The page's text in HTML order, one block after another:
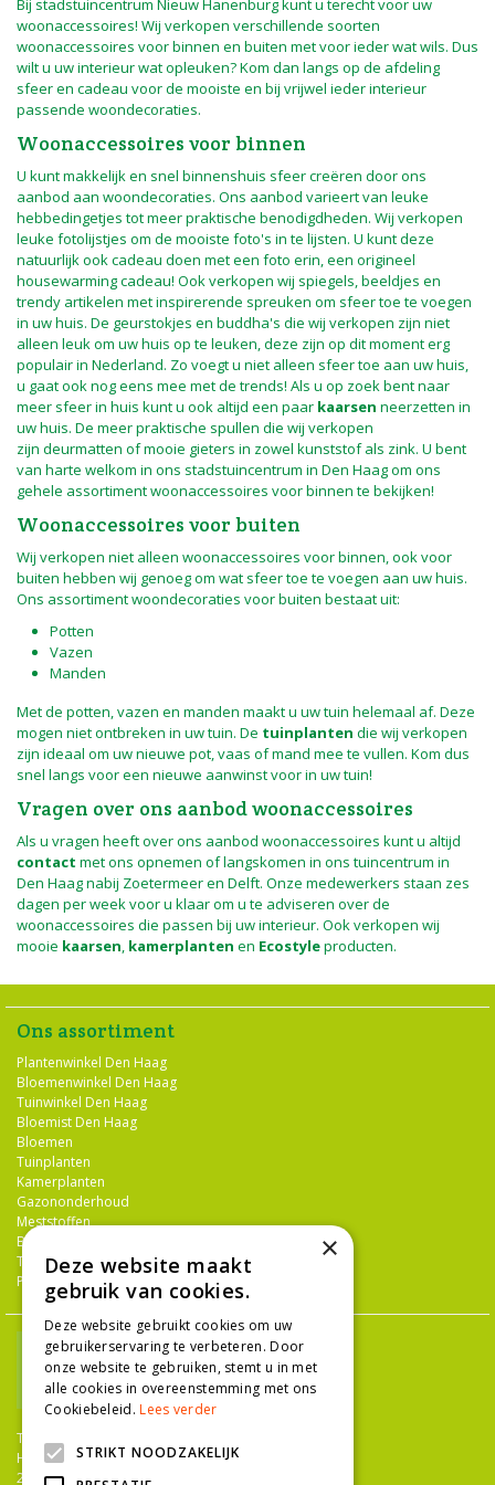
Bij stadstuincentrum Nieuw Hanenburg kunt u terecht voor uw
woonaccessoires! Wij verkopen verschillende soorten
woonaccessoires voor binnen en buiten met voor ieder wat wils. Dus
wilt u uw interieur wat opleuken? Kom dan langs op de afdeling
sfeer en cadeau voor de mooiste en bij vrijwel ieder interieur
passende woondecoraties.
Woonaccessoires voor binnen
U kunt makkelijk en snel binnenshuis sfeer creëren door ons
aanbod aan woondecoraties. Ons aanbod varieert van leuke
hebbedingetjes tot meer praktische benodigdheden. Wij verkopen
leuke fotolijstjes om de mooiste foto's in te lijsten. U kunt deze
natuurlijk ook cadeau doen met een foto erin, een origineel
housewarming cadeau! Ook verkopen wij spiegels, beeldjes en
trendy artikelen met inspirerende spreuken om sfeer toe te voegen
in uw huis. De geurstokjes en buddha's die wij verkopen zijn niet
alleen leuk om uw huis op te leuken, deze zijn op dit moment erg
populair in Nederland. Zo voegt u niet alleen sfeer toe aan uw huis,
u gaat ook nog eens mee met de trends! Als u op zoek bent naar
meer sfeer in huis kunt u ook altijd een paar kaarsen neerzetten in
uw huis. De meer praktische spullen die wij verkopen
zijn deurmatten of mooie gieters in zowel kunststof als zink. U bent
van harte welkom in ons stadstuincentrum in Den Haag om ons
gehele assortiment woonaccessoires voor binnen te bekijken!
Woonaccessoires voor buiten
Wij verkopen niet alleen woonaccessoires voor binnen, ook voor
buiten hebben wij genoeg om wat sfeer toe te voegen aan uw huis.
Ons assortiment woondecoraties voor buiten bestaat uit:
Potten
Vazen
Manden
Met de potten, vazen en manden maakt u uw tuin helemaal af. Deze
mogen niet ontbreken in uw tuin. De tuinplanten die wij verkopen
zijn ideaal om uw nieuwe pot, vaas of mand mee te vullen. Kom dus
snel langs voor een nieuwe aanwinst voor in uw tuin!
Vragen over ons aanbod woonaccessoires
Als u vragen heeft over ons aanbod woonaccessoires kunt u altijd
contact met ons opnemen of langskomen in ons tuincentrum in
Den Haag nabij Zoetermeer en Delft. Onze medewerkers staan zes
dagen per week voor u klaar om u te adviseren over de
woonaccessoires die passen bij uw interieur. Ook verkopen wij
mooie kaarsen, kamerplanten en Ecostyleproducten.
Ons assortiment
Plantenwinkel Den Haag
Bloemenwinkel Den Haag
Tuinwinkel Den Haag
Bloemist Den Haag
Bloemen
Tuinplanten
Kamerplanten
Gazononderhoud
Meststoffen
Bestrijdingsmiddelen
Tuingereedschap
Potterie
TUINCENTRUM NIEUW-HANENBURG
Hanenburglaan 266
2565 HC Den Haag
×
Deze website maakt
gebruik van cookies.
Deze website gebruikt cookies om uw
gebruikerservaring te verbeteren. Door
onze website te gebruiken, stemt u in met
alle cookies in overeenstemming met ons
Cookiebeleid.Lees verder
STRIKT NOODZAKELIJK